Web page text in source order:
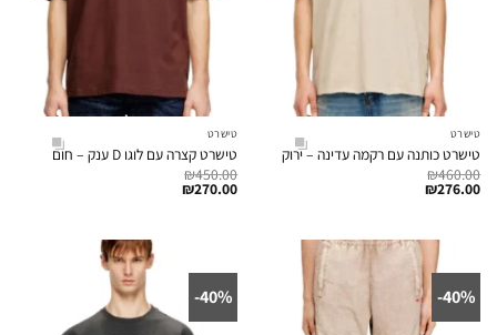
טישרט
טישרט כותנה עם רקמה עדינה – ירוק
₪460.00
₪276.00
טישרט
טישרט קצרה עם לוגו D ענק – חום
₪450.00
₪270.00
40%-
40%-